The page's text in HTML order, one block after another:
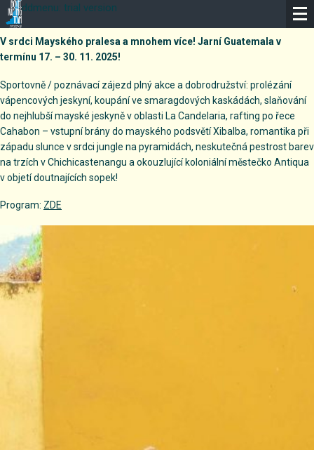
ddmenu: trial version
GUATEMALA&BELIZE 2025
V srdci Mayského pralesa a mnohem více! Jarní Guatemala v
termínu 17. – 30. 11. 2025!
Sportovně / poznávací zájezd plný akce a dobrodružství: prolézání
vápencových jeskyní, koupání ve smaragdových kaskádách, slaňování
do nejhlubší mayské jeskyně v oblasti La Candelaria, rafting po řece
Cahabon – vstupní brány do mayského podsvětí Xibalba, romantika při
západu slunce v srdci jungle na pyramidách, neskutečná pestrost barev
na trzích v Chichicastenangu a okouzlující koloniální městečko Antiqua
v objetí doutnajících sopek!
Program: ZDE